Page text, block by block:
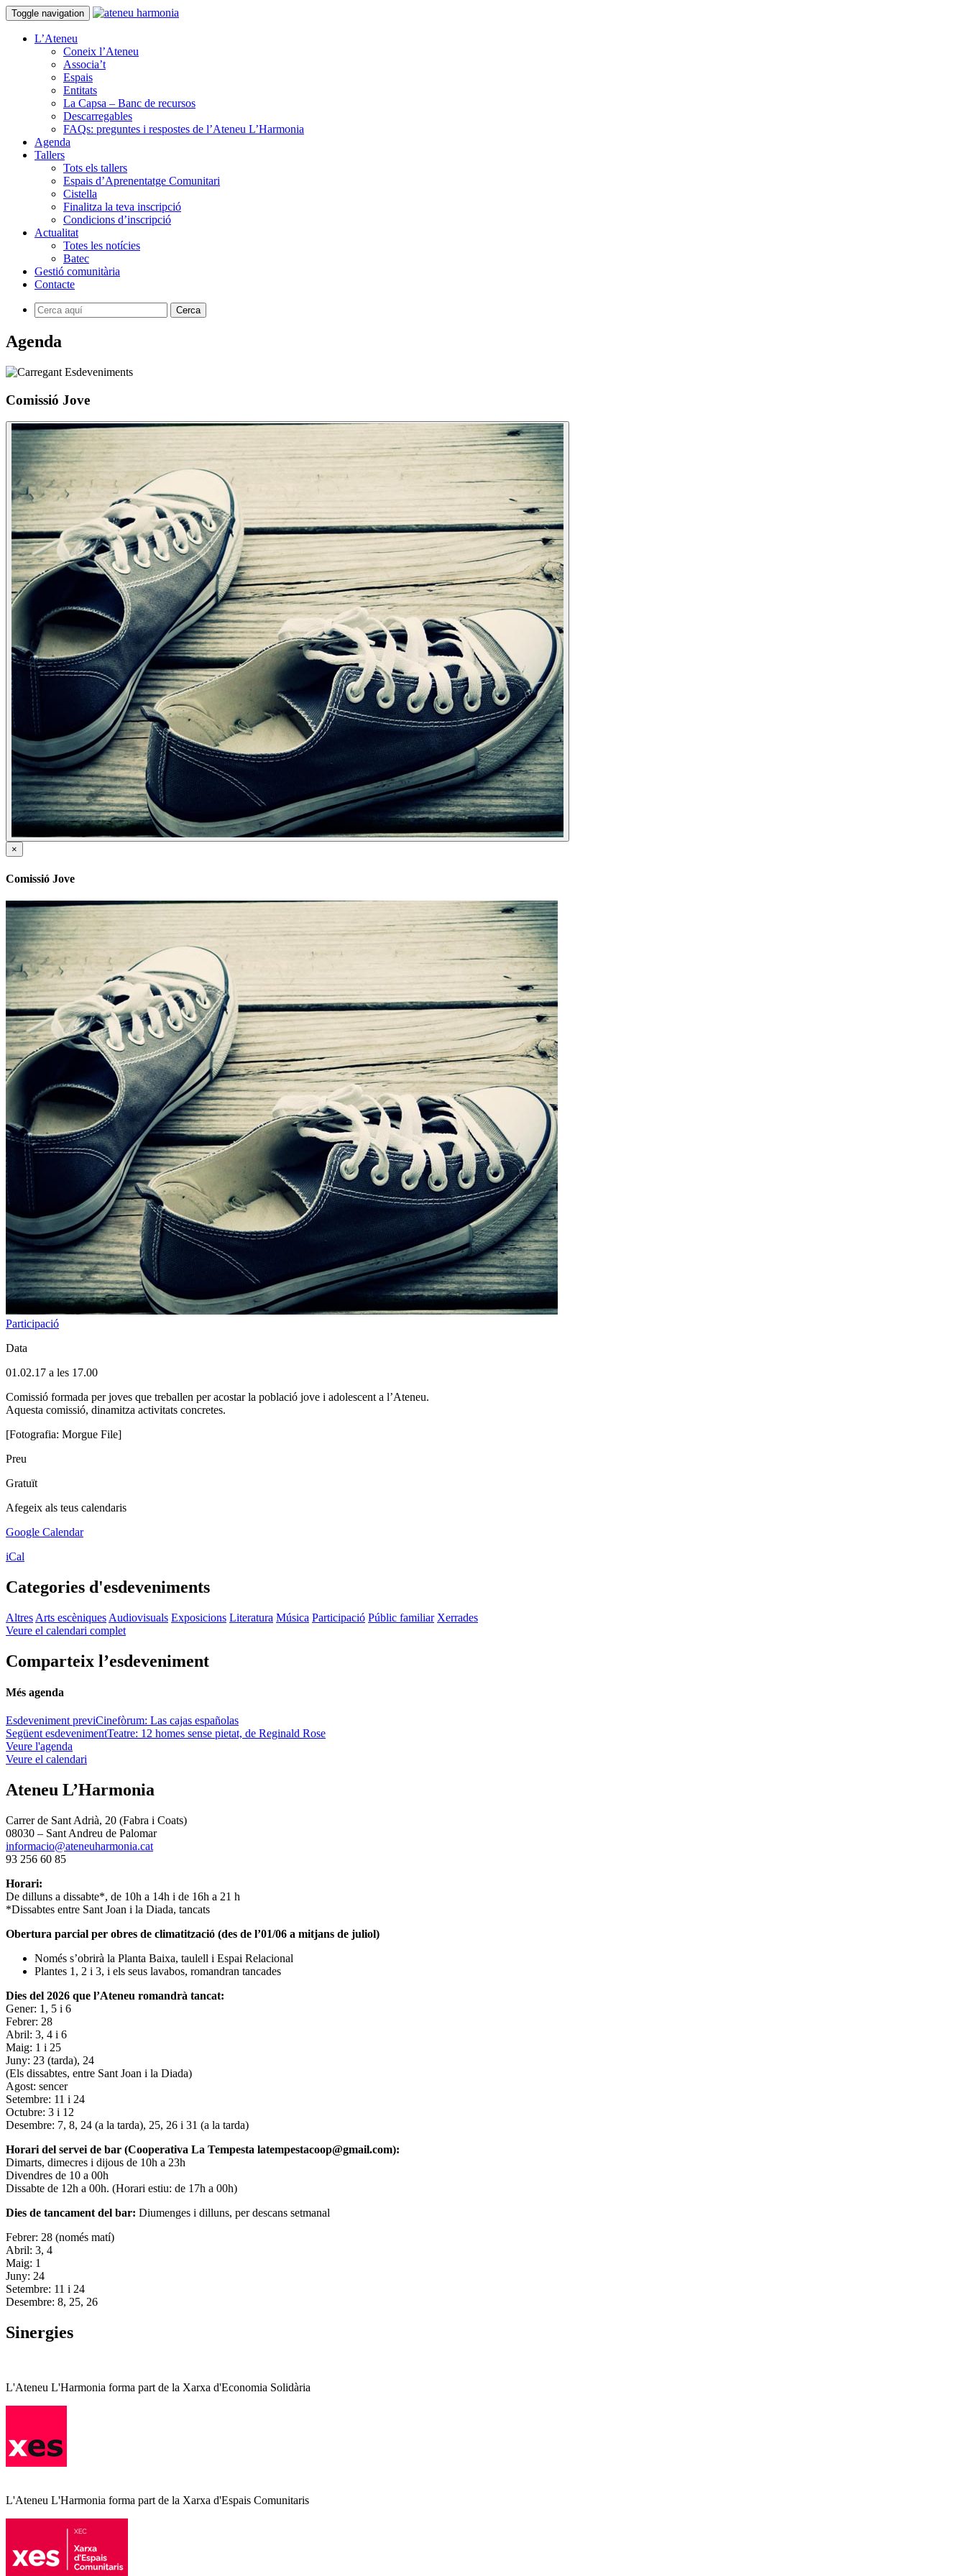
Toggle navigation
L’Ateneu
Coneix l’Ateneu
Associa’t
Espais
Entitats
La Capsa – Banc de recursos
Descarregables
FAQs: preguntes i respostes de l’Ateneu L’Harmonia
Agenda
Tallers
Tots els tallers
Espais d’Aprenentatge Comunitari
Cistella
Finalitza la teva inscripció
Condicions d’inscripció
Actualitat
Totes les notícies
Batec
Gestió comunitària
Contacte
Agenda
Comissió Jove
×
Comissió Jove
Participació
Data
01.02.17 a les 17.00
Comissió formada per joves que treballen per acostar la població jove i adolescent a l’Ateneu.
Aquesta comissió, dinamitza activitats concretes.
[Fotografia: Morgue File]
Preu
Gratuït
Afegeix als teus calendaris
Google Calendar
iCal
Categories d'esdeveniments
Altres Arts escèniques Audiovisuals Exposicions Literatura Música Participació Públic familiar Xerrades
Veure el calendari complet
Comparteix l’esdeveniment
Més agenda
Esdeveniment previCinefòrum: Las cajas españolas
Següent esdevenimentTeatre: 12 homes sense pietat, de Reginald Rose
Veure l'agenda
Veure el calendari
Ateneu L’Harmonia
Carrer de Sant Adrià, 20 (Fabra i Coats)
08030 – Sant Andreu de Palomar
informacio@ateneuharmonia.cat
93 256 60 85
Horari:
De dilluns a dissabte*, de 10h a 14h i de 16h a 21 h
*Dissabtes entre Sant Joan i la Diada, tancats
Obertura parcial per obres de climatització (des de l’01/06 a mitjans de juliol)
Només s’obrirà la Planta Baixa, taulell i Espai Relacional
Plantes 1, 2 i 3, i els seus lavabos, romandran tancades
Dies del 2026 que l’Ateneu romandrà tancat:
Gener: 1, 5 i 6
Febrer: 28
Abril: 3, 4 i 6
Maig: 1 i 25
Juny: 23 (tarda), 24
(Els dissabtes, entre Sant Joan i la Diada)
Agost: sencer
Setembre: 11 i 24
Octubre: 3 i 12
Desembre: 7, 8, 24 (a la tarda), 25, 26 i 31 (a la tarda)
Horari del servei de bar (Cooperativa La Tempesta latempestacoop@gmail.com):
Dimarts, dimecres i dijous de 10h a 23h
Divendres de 10 a 00h
Dissabte de 12h a 00h. (Horari estiu: de 17h a 00h)
Dies de tancament del bar: Diumenges i dilluns, per descans setmanal
Febrer: 28 (només matí)
Abril: 3, 4
Maig: 1
Juny: 24
Setembre: 11 i 24
Desembre: 8, 25, 26
Sinergies
L'Ateneu L'Harmonia forma part de la Xarxa d'Economia Solidària
L'Ateneu L'Harmonia forma part de la Xarxa d'Espais Comunitaris